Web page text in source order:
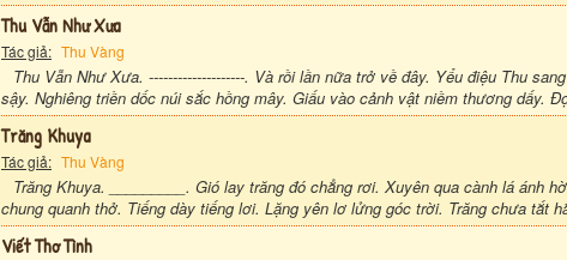
Thu Vẫn Như Xưa
Tác giả: Thu Vàng
Thu Vẫn Như Xưa. --------------------. Và rồi lần nữa trở về đây. Yểu điệu Thu
sậy. Nghiêng triền dốc núi sắc hồng mây. Giấu vào cảnh vật niềm thương dấy.
Trăng Khuya
Tác giả: Thu Vàng
Trăng Khuya. _________. Gió lay trăng đó chẳng rơi. Xuyên qua cành lá ánh
chung quanh thở. Tiếng dày tiếng lơi. Lặng yên lơ lửng góc trời. Trăng chưa tắt
Viết Thơ Tình